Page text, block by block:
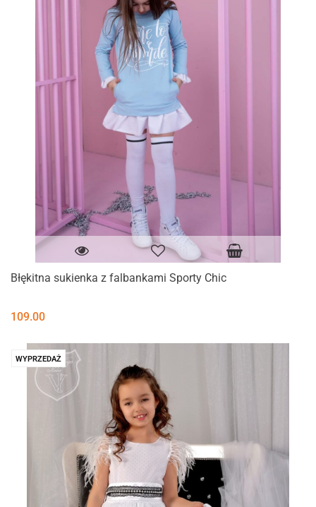
Błękitna sukienka z falbankami Sporty Chic
109.00
WYPRZEDAŻ